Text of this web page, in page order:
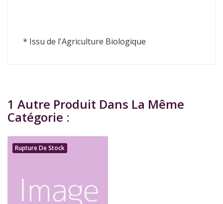
* Issu de l'Agriculture Biologique
1 Autre Produit Dans La Même
Catégorie :
Rupture De Stock